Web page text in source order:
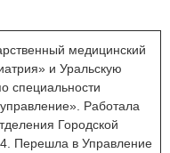
медицинский
и Уральскую
специальности
Работала
Городской
Перешла в Управление